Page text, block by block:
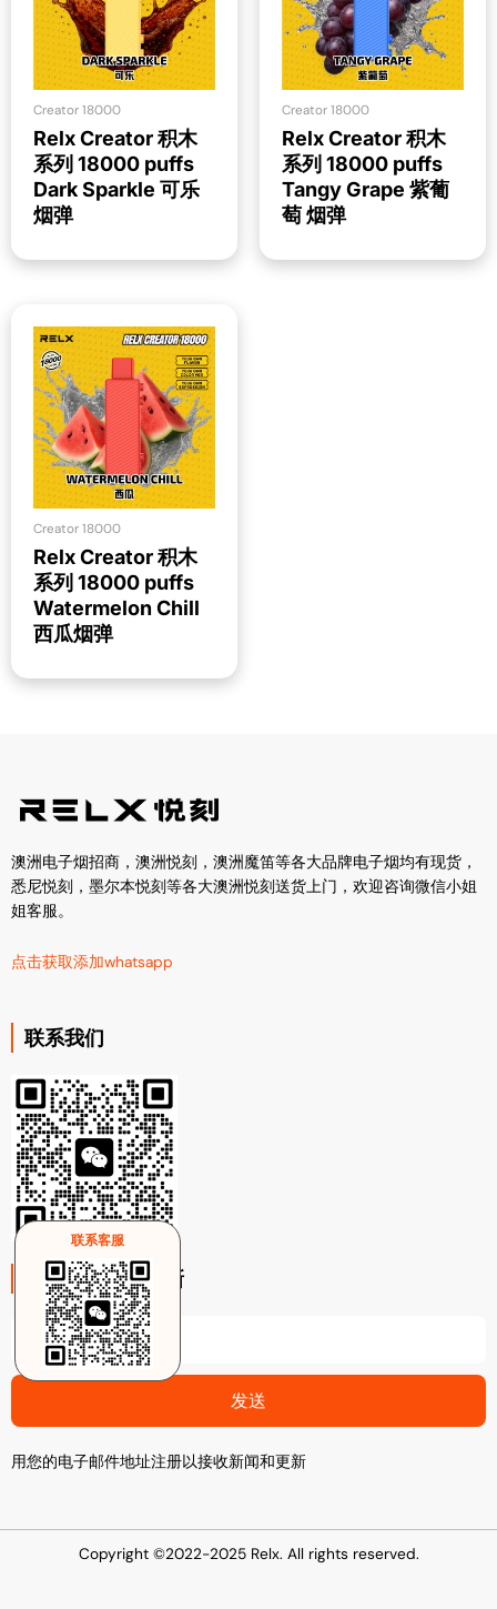
Creator 18000
Relx Creator 积木
系列 18000 puffs
Dark Sparkle 可乐
烟弹
Creator 18000
Relx Creator 积木
系列 18000 puffs
Tangy Grape 紫葡
萄 烟弹
Creator 18000
Relx Creator 积木
系列 18000 puffs
Watermelon Chill
西瓜烟弹
澳洲电子烟招商，澳洲悦刻，澳洲魔笛等各大品牌电子烟均有现货，
悉尼悦刻，墨尔本悦刻等各大澳洲悦刻送货上门，欢迎咨询微信小姐
姐客服。
点击获取添加whatsapp
联系我们
注册电子邮件更新
Email
发送
用您的电子邮件地址注册以接收新闻和更新
Copyright ©2022-2025 Relx. All rights reserved.
联系客服